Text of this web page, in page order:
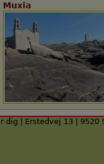
Muxia
dig | Erstedvej 13 |